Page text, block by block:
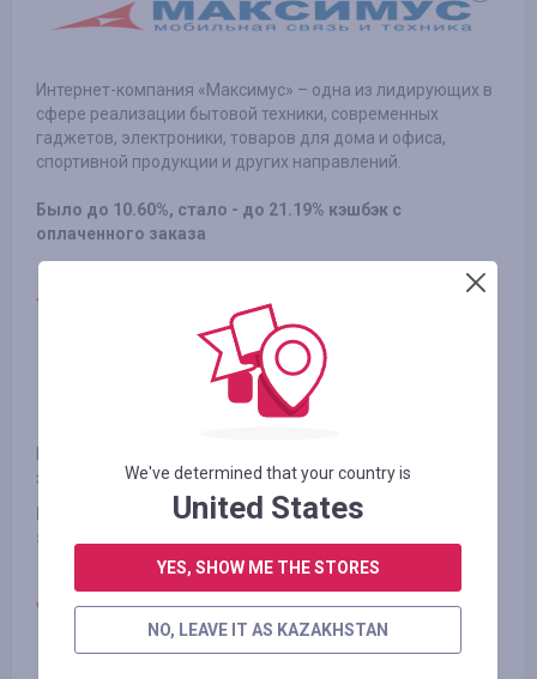
Интернет-компания «Максимус» – одна из лидирующих в
сфере реализации бытовой техники, современных
гаджетов, электроники, товаров для дома и офиса,
спортивной продукции и других направлений.
Было до 10.60%, стало - до 21.19% кэшбэк с
оплаченного заказа
Taobao Доставка товаров из Китая
заказа и доставки любых товаров из Китая.
Было 1.50%, стало – 3.00% кэшбэк с оплаченного
заказа
Voyagin.Сайт туристических услуг
We've determined that your country is
United States
YES, SHOW ME THE STORES
NO, LEAVE IT AS KAZAKHSTAN